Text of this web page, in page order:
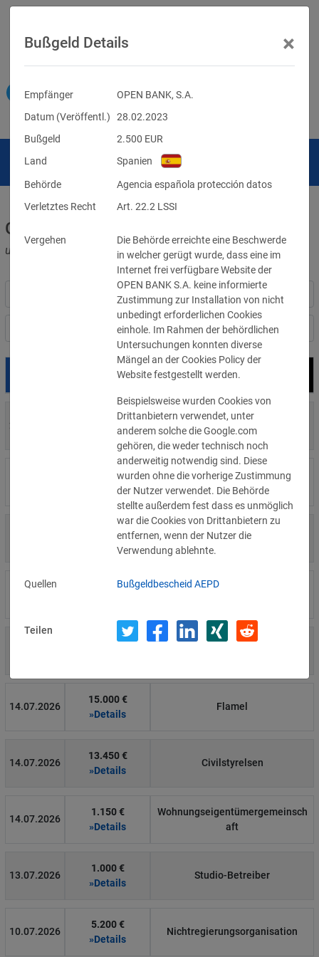
Geldbußen für DSGVO-Verstöße
und für Verletzungen anderer Datenschutzgesetze
Nach Land filtern
Bußgeld Empfänger
29.07.2026
700 €
»Details
Privatperson
1.715.600 €
»Details
Wind Tre
»Details
Privatperson
8.500 €
4.000 €
14.07.2026
15.000 €
»Details
Flamel
14.07.2026
13.450 €
»Details
Civilstyrelsen
14.07.2026
1.150 €
»Details
Wohnungseigentümergemeinsch
aft
13.07.2026
1.000 €
»Details
Studio-Betreiber
10.07.2026
5.200 €
»Details
Nichtregierungsorganisation
Bußgeld Details ×
Empfänger
OPEN BANK, S.A.
Datum (Veröffentl.)
28.02.2023
Bußgeld
2.500 EUR
Land
Spanien
Behörde
Agencia española protección datos
Verletztes Recht
Art. 22.2 LSSI
Vergehen
Die Behörde erreichte eine Beschwerde
in welcher gerügt wurde, dass eine im
Internet frei verfügbare Website der
OPEN BANK S.A. keine informierte
Zustimmung zur Installation von nicht
unbedingt erforderlichen Cookies
einhole. Im Rahmen der behördlichen
Untersuchungen konnten diverse
Mängel an der Cookies Policy der
Website festgestellt werden.
Beispielsweise wurden Cookies von
Drittanbietern verwendet, unter
anderem solche die Google.com
gehören, die weder technisch noch
anderweitig notwendig sind. Diese
wurden ohne die vorherige Zustimmung
der Nutzer verwendet. Die Behörde
stellte außerdem fest dass es unmöglich
war die Cookies von Drittanbietern zu
entfernen, wenn der Nutzer die
Verwendung ablehnte.
Quellen Bußgeldbescheid AEPD
Teilen